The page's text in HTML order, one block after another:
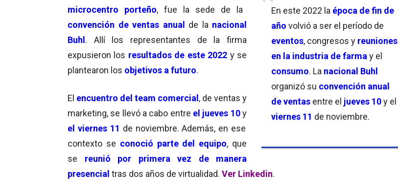
En este 2022 la época de fin de
año volvió a ser el período de
eventos, congresos y reuniones
en la industria de farma y el
consumo. La nacional Buhl
organizó su convención anual
de ventas entre el jueves 10y el
viernes 11 de noviembre.
microcentro porteño, fue la sede de la
convención de ventas anual de la nacional
Buhl. Allí los representantes de la firma
expusieron los resultados de este 2022 y se
plantearon los objetivos a futuro.
El encuentro del team comercial, de ventas y
marketing, se llevó a cabo entre el jueves 10 y
el viernes 11 de noviembre. Además, en ese
contexto se conoció parte del equipo, que
se reunió por primera vez de manera
presencial tras dos años de virtualidad. Ver Linkedin.